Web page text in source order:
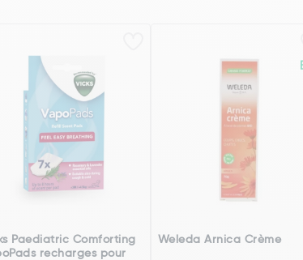
Paediatric Comforting
recharges pour
Weleda Arnica Crème